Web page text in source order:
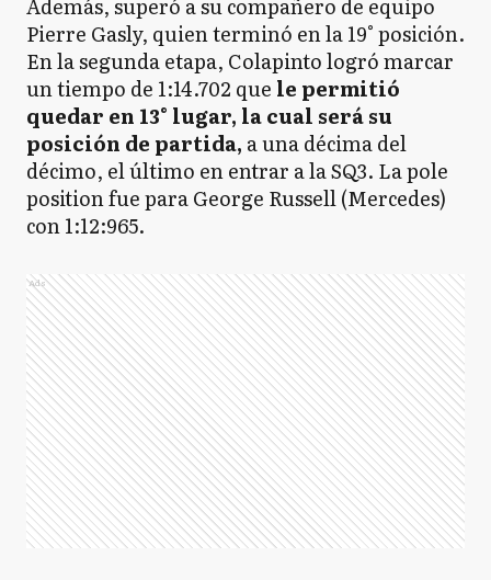
Pierre Gasly, quien terminó en la 19° posición.
En la segunda etapa, Colapinto logró marcar
un tiempo de 1:14.702 que le permitió
quedar en 13° lugar, la cual será su
posición de partida, a una décima del
décimo, el último en entrar a la SQ3. La pole
position fue para George Russell (Mercedes)
con 1:12:965.
Ads